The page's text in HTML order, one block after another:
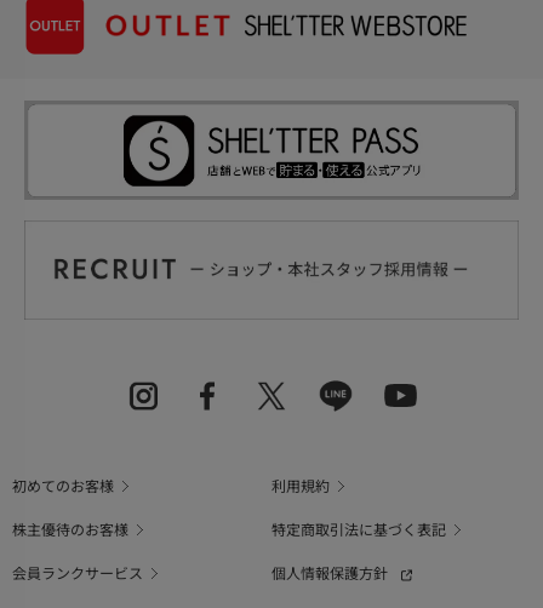
初めてのお客様
利用規約
株主優待のお客様
特定商取引法に基づく表記
会員ランクサービス
個人情報保護方針